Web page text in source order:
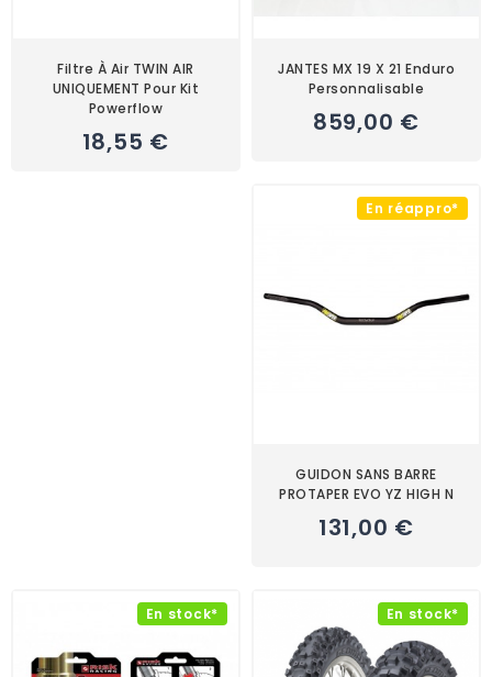
Filtre À Air TWIN AIR
UNIQUEMENT Pour Kit
Powerflow
18,55 €
JANTES MX 19 X 21 Enduro
Personnalisable
859,00 €
En réappro*
GUIDON SANS BARRE
PROTAPER EVO YZ HIGH N
131,00 €
En stock* En stock*